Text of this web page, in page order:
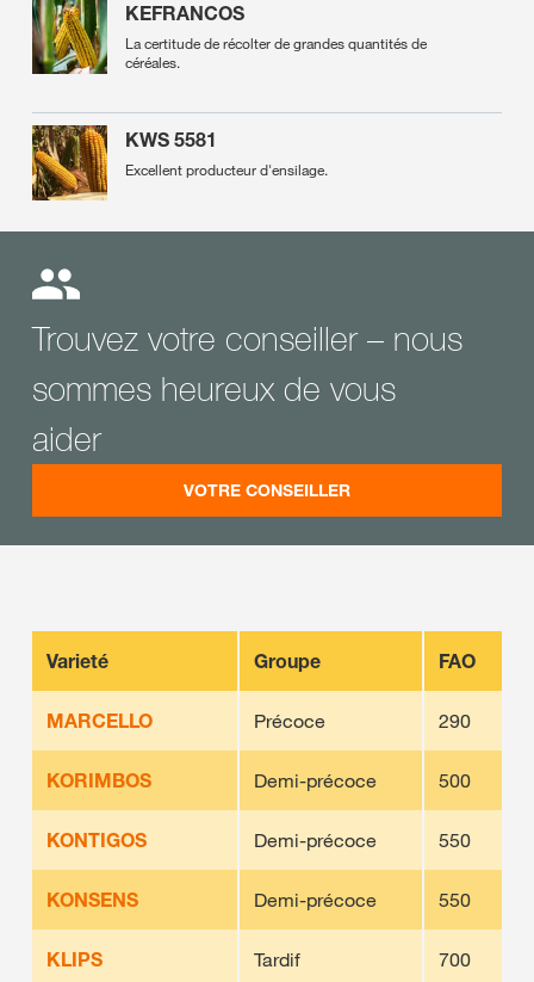
KEFRANCOS
La certitude de récolter de grandes quantités de
céréales.
KWS 5581
Excellent producteur d'ensilage.
Trouvez votre conseiller – nous
sommes heureux de vous
aider
VOTRE CONSEILLER
Varieté Groupe FAO
MARCELLO Précoce 290
KORIMBOS Demi-précoce 500
KONTIGOS Demi-précoce 550
KONSENS Demi-précoce 550
KLIPS Tardif 700